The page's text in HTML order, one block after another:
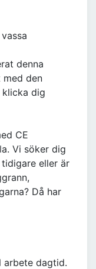
denna
med den
dig
CE
Vi söker dig
eller är
Då har
arbete dagtid.